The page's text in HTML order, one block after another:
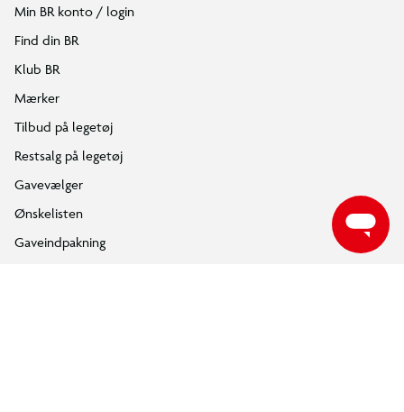
Om BR
Følg BR på Facebook
Følg BR på Instagram
Følg BR på Youtube
ÅBNINGSTIDER